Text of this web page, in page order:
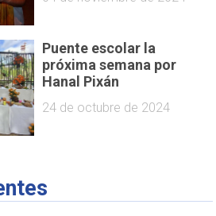
Puente escolar la
próxima semana por
Hanal Pixán
24 de octubre de 2024